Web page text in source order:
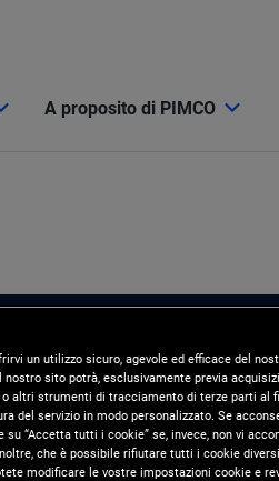
A proposito di PIMCO
un utilizzo sicuro, agevole ed efficace del
sito potrà, esclusivamente previa
altri strumenti di tracciamento di terze parti al
del servizio in modo personalizzato. Se
“Accetta tutti i cookie” se, invece, non vi
che è possibile rifiutare tutti i cookie
modificare le vostre impostazioni cookie e